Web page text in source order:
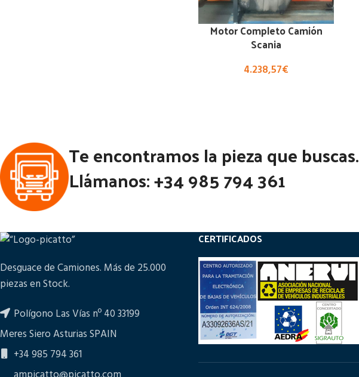
Motor Completo Camión
Scania
4.238,57€
Te encontramos la pieza que buscas.
Llámanos: +34 985 794 361
Desguace de Camiones. Más de 25.000
piezas en Stock.
Polígono Las Vías nº 40 33199
Meres Siero Asturias SPAIN
+34 985 794 361
CERTIFICADOS